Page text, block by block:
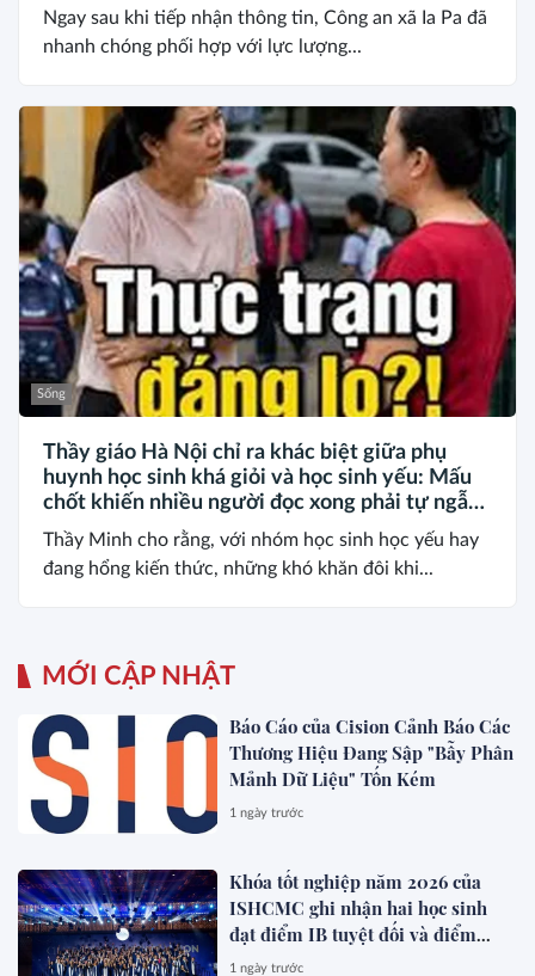
Ngay sau khi tiếp nhận thông tin, Công an xã Ia Pa đã
nhanh chóng phối hợp với lực lượng...
Sống
Thầy giáo Hà Nội chỉ ra khác biệt giữa phụ
huynh học sinh khá giỏi và học sinh yếu: Mấu
chốt khiến nhiều người đọc xong phải tự ngẫm
lại!
Thầy Minh cho rằng, với nhóm học sinh học yếu hay
đang hổng kiến thức, những khó khăn đôi khi...
MỚI CẬP NHẬT
Báo Cáo của Cision Cảnh Báo Các
Thương Hiệu Đang Sập "Bẫy Phân
Mảnh Dữ Liệu" Tốn Kém
1 ngày trước
Khóa tốt nghiệp năm 2026 của
ISHCMC ghi nhận hai học sinh
đạt điểm IB tuyệt đối và điểm
trung bình toàn khóa đạt 34,5
1 ngày trước